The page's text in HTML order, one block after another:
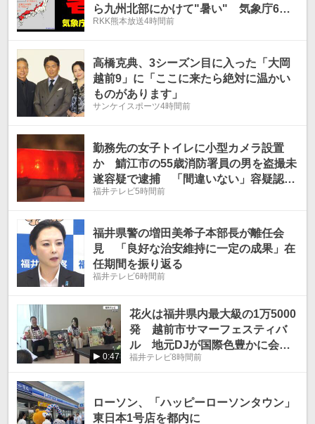
ら九州北部にかけて"暑い" 気象庁6日
午後2時30分発表
RKK熊本放送4時間前
高橋克典、3シーズン目に入った「大岡
越前9」に「ここに来たら絶対に温かい
ものがあります」
サンケイスポーツ4時間前
勤務先の女子トイレに小型カメラ設置
か 鯖江市の55歳消防署員の男を盗撮未
遂容疑で逮捕 「間違いない」容疑認め
る
福井テレビ5時間前
福井県警の増田美希子本部長が離任会
見 「良好な治安維持に一定の成果」在
任期間を振り返る
福井テレビ6時間前
0:47
花火は福井県内最大級の1万5000
発 越前市サマーフェスティバ
ル 地元DJが国際色豊かに会場
盛り上げ 8月14日、15日に開催
福井テレビ8時間前
ローソン、「ハッピーローソンタウン」
東日本1号店を都内に